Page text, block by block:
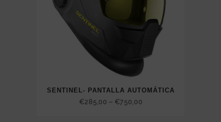
SENTINEL- PANTALLA AUTOMÁTICA
€285,00 – €750,00Price